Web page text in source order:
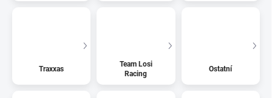
Traxxas
Team Losi
Racing
Ostatní